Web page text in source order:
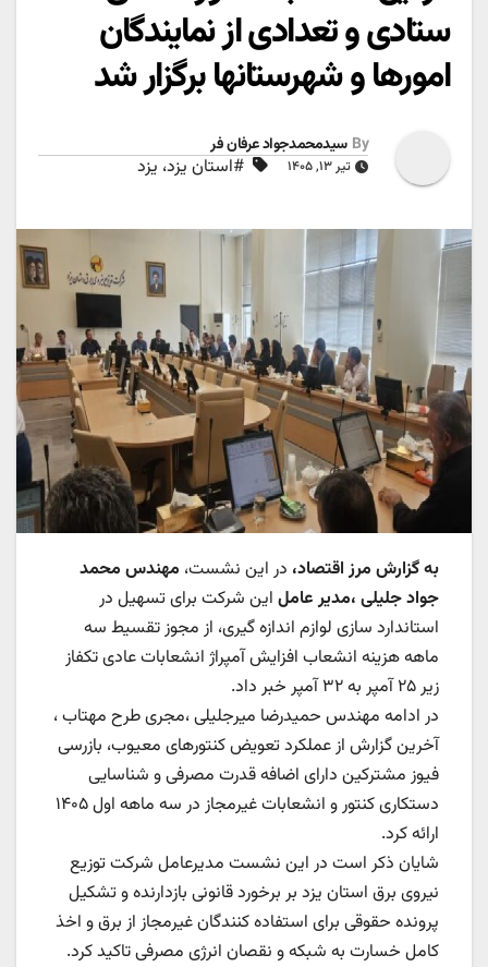
ستادی و تعدادی از نمایندگان
امورها و شهرستانها برگزار شد
By سیدمحمدجواد عرفان فر
تیر ۱۳, ۱۴۰۵ #استان یزد، یزد
به گزارش مرز اقتصاد، در این نشست، مهندس محمد
جواد جلیلی ،مدیر عامل این شرکت برای تسهیل در
استاندارد سازی لوازم اندازه گیری، از مجوز تقسیط سه
ماهه هزینه انشعاب افزایش آمپراژ انشعابات عادی تکفاز
زیر ۲۵ آمپر به ۳۲ آمپر خبر داد.
در ادامه مهندس حمیدرضا میرجلیلی ،مجری طرح مهتاب ،
آخرین گزارش از عملکرد تعویض کنتورهای معیوب، بازرسی
فیوز مشترکین دارای اضافه قدرت مصرفی و شناسایی
دستکاری کنتور و انشعابات غیرمجاز در سه ماهه اول ۱۴۰۵
ارائه کرد.
شایان ذکر است در این نشست مدیرعامل شرکت توزیع
نیروی برق استان یزد بر برخورد قانونی بازدارنده و تشکیل
پرونده حقوقی برای استفاده کنندگان غیرمجاز از برق و اخذ
کامل خسارت به شبکه و نقصان انرژی مصرفی تاکید کرد.